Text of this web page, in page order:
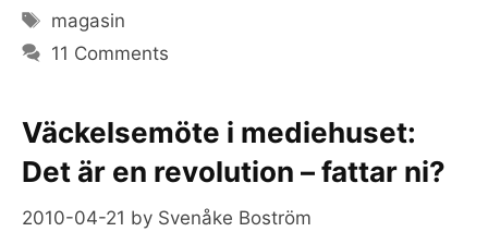
Tags
magasin
11 Comments
Väckelsemöte i mediehuset:
Det är en revolution – fattar ni?
2010-04-21 by Svenåke Boström